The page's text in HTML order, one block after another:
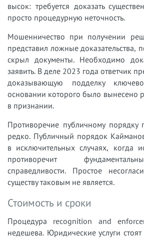
высок: требуется доказать
просто процедурную неточность.
Мошенничество при получении
представил ложные доказательства,
скрыл документы. Необходимо
заявить. В деле 2023 года ответчик
доказывающую подделку
основании которого было вынесено
в признании.
Противоречие публичному порядку
редко. Публичный порядок
в исключительных случаях, когда
противоречит
справедливости. Простое
существу таковым не является.
Стоимость и сроки
Процедура recognition and
недешева. Юридические услуги